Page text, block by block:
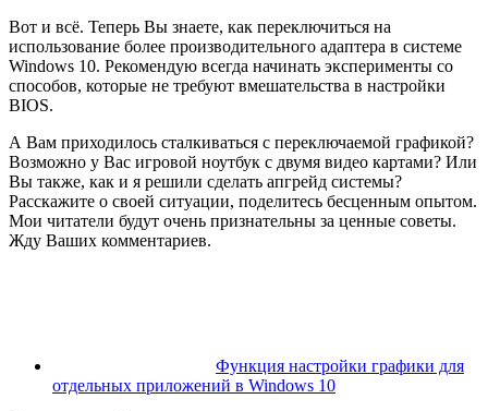
Вот и всё. Теперь Вы знаете, как переключиться на
использование более производительного адаптера в системе
Windows 10. Рекомендую всегда начинать эксперименты со
способов, которые не требуют вмешательства в настройки
BIOS.
А Вам приходилось сталкиваться с переключаемой графикой?
Возможно у Вас игровой ноутбук с двумя видео картами? Или
Вы также, как и я решили сделать апгрейд системы?
Расскажите о своей ситуации, поделитесь бесценным опытом.
Мои читатели будут очень признательны за ценные советы.
Жду Ваших комментариев.
Функция настройки графики для
отдельных приложений в Windows 10